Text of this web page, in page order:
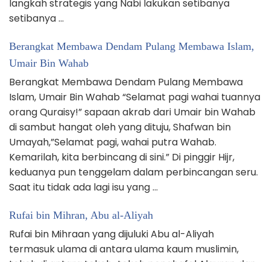
langkah strategis yang Nabi lakukan setibanya
setibanya …
Berangkat Membawa Dendam Pulang Membawa Islam,
Umair Bin Wahab
Berangkat Membawa Dendam Pulang Membawa
Islam, Umair Bin Wahab “Selamat pagi wahai tuannya
orang Quraisy!” sapaan akrab dari Umair bin Wahab
di sambut hangat oleh yang dituju, Shafwan bin
Umayah,”Selamat pagi, wahai putra Wahab.
Kemarilah, kita berbincang di sini.” Di pinggir Hijr,
keduanya pun tenggelam dalam perbincangan seru.
Saat itu tidak ada lagi isu yang …
Rufai bin Mihran, Abu al-Aliyah
Rufai bin Mihraan yang dijuluki Abu al-Aliyah
termasuk ulama di antara ulama kaum muslimin,